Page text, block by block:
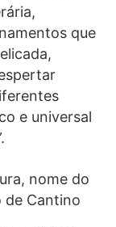
que
e universal
nome do
de Cantino